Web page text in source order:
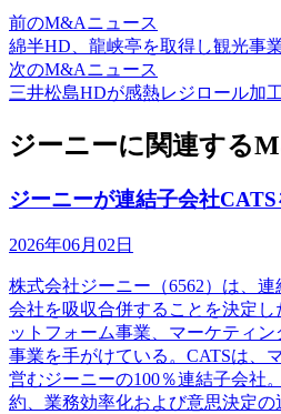
前のM&Aニュース
綿半HD、龍峡亭を取得し観光事
次のM&Aニュース
三井松島HDが感熱レジロール加
ジーニーに関連する
ジーニーが連結子会社
2026年06月02日
株式会社ジーニー（6562）は、
会社を吸収合併することを決定
ットフォーム事業、マーケティン
事業を手がけている。CATSは、
営むジーニーの100％連結子会社
約、業務効率化および意思決定の